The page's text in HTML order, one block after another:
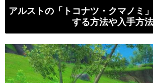
アルストの「トコナツ・クマノミ
する方法や入手方法